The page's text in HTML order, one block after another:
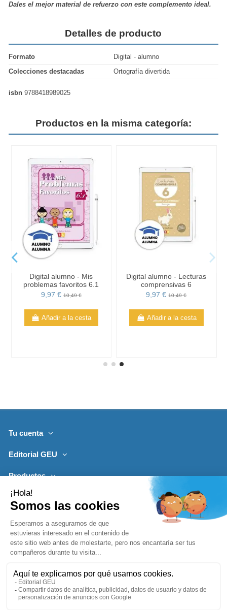
Añadir a la cesta
Dales el mejor material de refuerzo con este complemento ideal.
Detalles de producto
Formato
Digital - alumno
Colecciones destacadas
Ortografía divertida
isbn 9788418989025
Productos en la misma categoría:
Digital alumno - Mis
problemas favoritos 6.1
9,97 € 10,49 €
Añadir a la cesta
Digital alumno - Lecturas
comprensivas 6
9,97 €10,49 €
Añadir a la cesta
Tu cuenta
Editorial GEU
Productos
Lo más leído
Síguenos